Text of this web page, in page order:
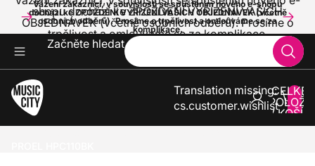
Vážení zákazníci, v souvislosti se spuštěním nového e-shopu
dochází ke ZPOŽDĚNÍ VYŘÍZENÍ VAŠICH OBJEDNÁVEK (včetně
osobních odběrů). Prosíme o trpělivost a omlouváme se za
komplikace.
shopu dochází ke ZPOŽDĚNÍ VYŘÍZENÍ VAŠICH
OBJEDNÁVEK (včetně osobních odběrů). Prosíme o
trpělivost a omlouváme se za komplikace.
Začněte hledat
Translation missing:
cs.customer.wishlist
V
0